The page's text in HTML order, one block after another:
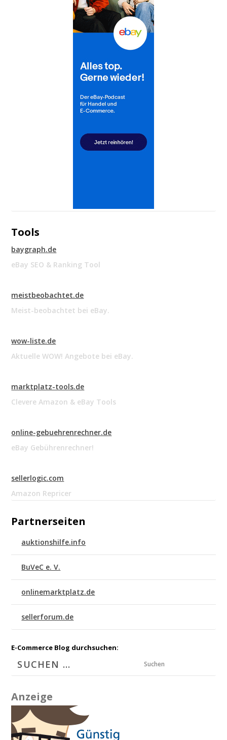
Tools
baygraph.de
eBay SEO & Ranking Tool
meistbeobachtet.de
Meist-beobachtet bei eBay.
wow-liste.de
Aktuelle WOW! Angebote bei eBay.
marktplatz-tools.de
Clevere Amazon & eBay Tools
online-gebuehrenrechner.de
eBay Gebührenrechner!
sellerlogic.com
Amazon Repricer
Partnerseiten
auktionshilfe.info
BuVeC e. V.
onlinemarktplatz.de
sellerforum.de
E-Commerce Blog durchsuchen:
Suchen
Anzeige